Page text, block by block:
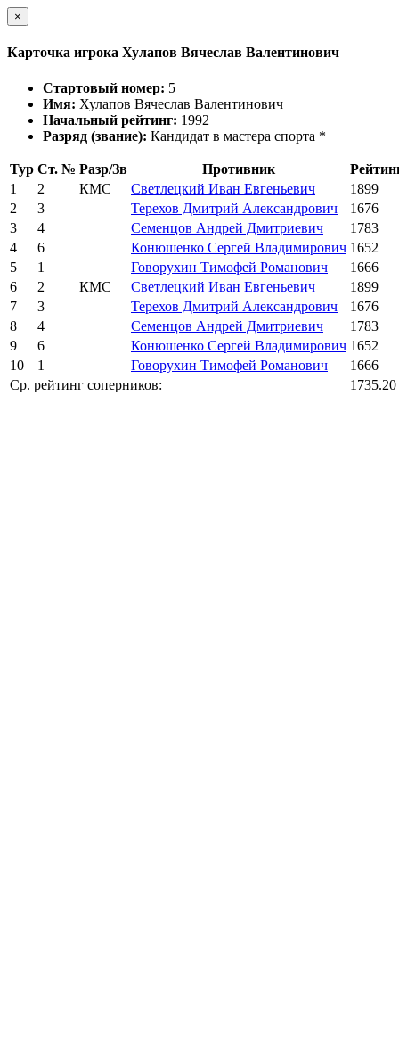
×
Карточка игрока Хулапов Вячеслав Валентинович
Стартовый номер: 5
Имя: Хулапов Вячеслав Валентинович
Начальный рейтинг: 1992
Разряд (звание): Кандидат в мастера спорта *
Тур Ст. № Разр/Зв Противник
1
2 КМС Светлецкий Иван Евгеньевич
1899
2
3 Терехов Дмитрий Александрович
1676
3
4 Семенцов Андрей Дмитриевич
1783
4
6 Конюшенко Сергей Владимирович 1652
5
1 Говорухин Тимофей Романович
1666
6
2 КМС Светлецкий Иван Евгеньевич
1899
7
3 Терехов Дмитрий Александрович
1676
8
4 Семенцов Андрей Дмитриевич
1783
9
6 Конюшенко Сергей Владимирович 1652
10
1 Говорухин Тимофей Романович
1666
Ср. рейтинг соперников:
1735.20